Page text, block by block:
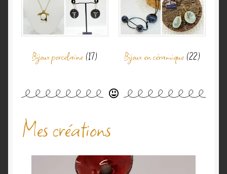
Bijoux porcelaine(17) Bijoux en céramique(22)
Mes créations